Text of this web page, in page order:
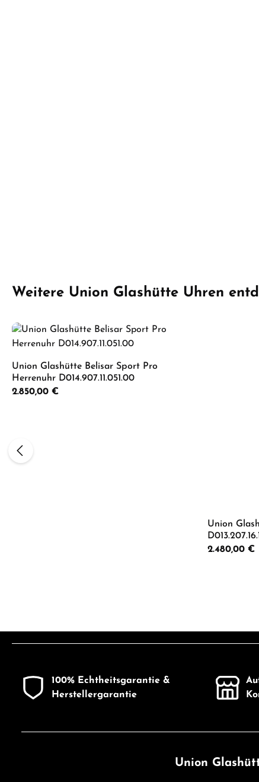
Produktgalerie überspringen
Weitere Union Glashütte Uhren
Union Glashütte Belisar Sport Pro
Herrenuhr D014.907.11.051.00
Regulärer Preis:
2.850,00 €
Produkt Anzahl: Gib den
Union
Regulärer
2.480,00 €
100% Echtheitsgarantie &
Herstellergarantie
Union